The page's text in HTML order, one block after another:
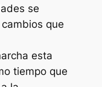
se
que
esta
tiempo que